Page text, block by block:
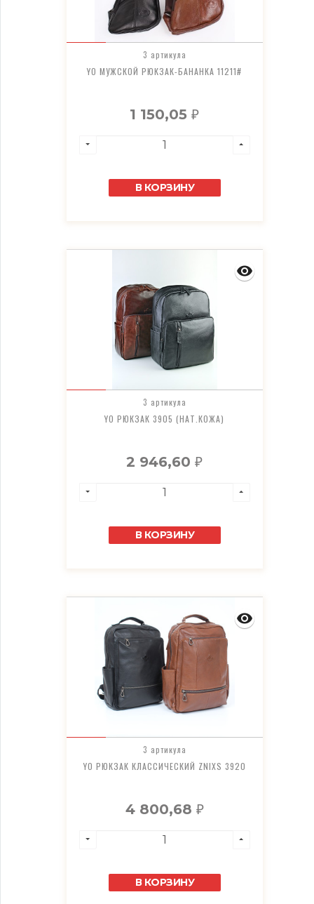
3 артикула
YO МУЖСКОЙ РЮКЗАК-БАНАНКА 11211#
1 150,05₽
В КОРЗИНУ
3 артикула
YO РЮКЗАК 3905 (НАТ.КОЖА)
2 946,60₽
В КОРЗИНУ
3 артикула
YO РЮКЗАК КЛАССИЧЕСКИЙ ZNIXS 3920
4 800,68 ₽
В КОРЗИНУ